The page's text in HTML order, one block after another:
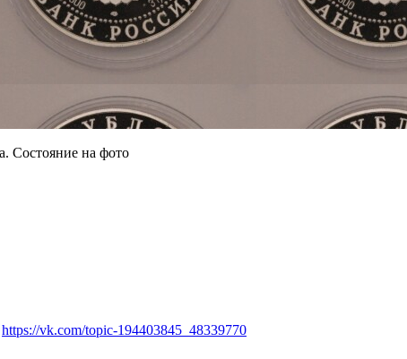
Состояние на фото
https://vk.com/topic-194403845_48339770